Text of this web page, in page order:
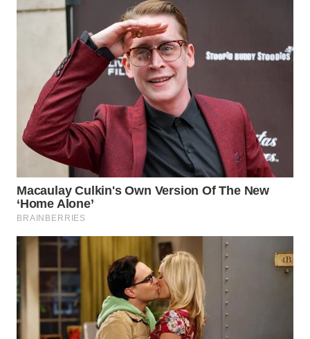
WAHANANEWS
WAHANANEWS
CO ID
WAHANANEWS
NET
WAHANA
SPORT
UMKM
WAHANA
SELEB
WAHANA